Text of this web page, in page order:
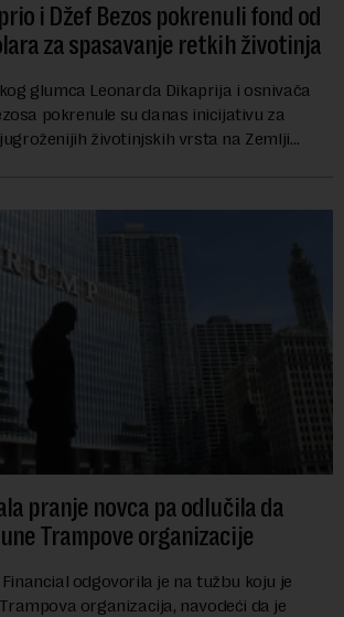
i Džef Bezos pokrenuli fond od
za spasavanje retkih životinja
glumca Leonarda Dikaprija i osnivača
pokrenule su danas inicijativu za
životinjskih vrsta na Zemlji
pranje novca pa odlučila da
Trampove organizacije
odgovorila je na tužbu koju je
organizacija, navodeći da je